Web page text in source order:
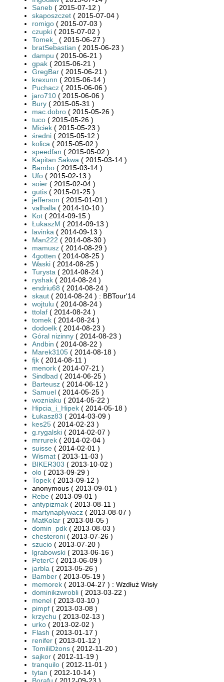
Saneb ( 2015-07-12 )
skaposzczet ( 2015-07-04 )
romigo ( 2015-07-03 )
czupki ( 2015-07-02 )
Tomek_
( 2015-06-27 )
bratSebastian ( 2015-06-23 )
dampu ( 2015-06-21 )
gpak ( 2015-06-21 )
GregBar ( 2015-06-21 )
krexunn ( 2015-06-14 )
Puchacz ( 2015-06-06 )
jaro710 ( 2015-06-06 )
Bury ( 2015-05-31 )
mac.dobro ( 2015-05-26 )
tuco ( 2015-05-26 )
Miciek ( 2015-05-23 )
średni ( 2015-05-12 )
kolica ( 2015-05-02 )
speedfan ( 2015-05-02 )
Kapitan Sakwa ( 2015-03-14 )
Bambo ( 2015-03-14 )
Ufo ( 2015-02-13 )
soier ( 2015-02-04 )
gutis ( 2015-01-25 )
jefferson ( 2015-01-01 )
valhalla ( 2014-10-10 )
Kot ( 2014-09-15 )
ŁukaszM ( 2014-09-13 )
lavinka ( 2014-09-13 )
Man222 ( 2014-08-30 )
mamusz ( 2014-08-29 )
4gotten ( 2014-08-25 )
Waski ( 2014-08-25 )
Turysta ( 2014-08-24 )
ryshak ( 2014-08-24 )
endriu68 ( 2014-08-24 )
skaut ( 2014-08-24 ) : BBTour'14
wojtulu ( 2014-08-24 )
ttolaf ( 2014-08-24 )
tomek ( 2014-08-24 )
dodoelk ( 2014-08-23 )
Góral nizinny ( 2014-08-23 )
Andbin ( 2014-08-22 )
Marek3105 ( 2014-08-18 )
fjk ( 2014-08-11 )
menork ( 2014-07-21 )
Sindbad ( 2014-06-25 )
Barteusz ( 2014-06-12 )
Samuel ( 2014-05-25 )
wozniaku ( 2014-05-22 )
Hipcia_i_Hipek ( 2014-05-18 )
Łukasz83 ( 2014-03-09 )
kes25 ( 2014-02-23 )
g.rygalski ( 2014-02-07 )
mrrurek ( 2014-02-04 )
suisse ( 2014-02-01 )
Wismat ( 2013-11-03 )
BIKER303 ( 2013-10-02 )
olo ( 2013-09-29 )
Topek ( 2013-09-12 )
anonymous ( 2013-09-01 )
Rebe ( 2013-09-01 )
antypizmak ( 2013-08-11 )
martynaplywacz ( 2013-08-07 )
MatKolar ( 2013-08-05 )
domin_pdk ( 2013-08-03 )
chesteroni ( 2013-07-26 )
szucio ( 2013-07-20 )
lgrabowski ( 2013-06-16 )
PeterC ( 2013-06-09 )
jarbla ( 2013-05-26 )
Bamber ( 2013-05-19 )
memorek ( 2013-04-27 ) : Wzdłuż Wisły
dominikzwrobli ( 2013-03-22 )
menel ( 2013-03-10 )
pimpf ( 2013-03-08 )
krzychu ( 2013-02-13 )
urko ( 2013-02-02 )
Flash ( 2013-01-17 )
renifer ( 2013-01-12 )
TomiliDżons ( 2012-11-20 )
sajkor ( 2012-11-19 )
tranquilo ( 2012-11-01 )
tytan ( 2012-10-14 )
Borafu ( 2012-09-23 )